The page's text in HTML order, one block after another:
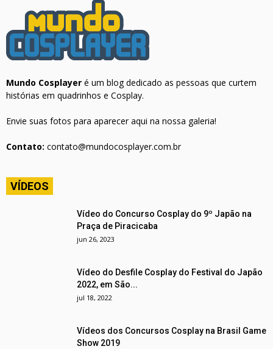
Mundo Cosplayer é um blog dedicado as pessoas que curtem
histórias em quadrinhos e Cosplay.
Envie suas fotos para aparecer aqui na nossa galeria!
Contato: contato@mundocosplayer.com.br
VÍDEOS
Vídeo do Concurso Cosplay do 9º Japão na
Praça de Piracicaba
jun 26, 2023
Vídeo do Desfile Cosplay do Festival do Japão
2022, em São...
jul 18, 2022
Vídeos dos Concursos Cosplay na Brasil Game
Show 2019